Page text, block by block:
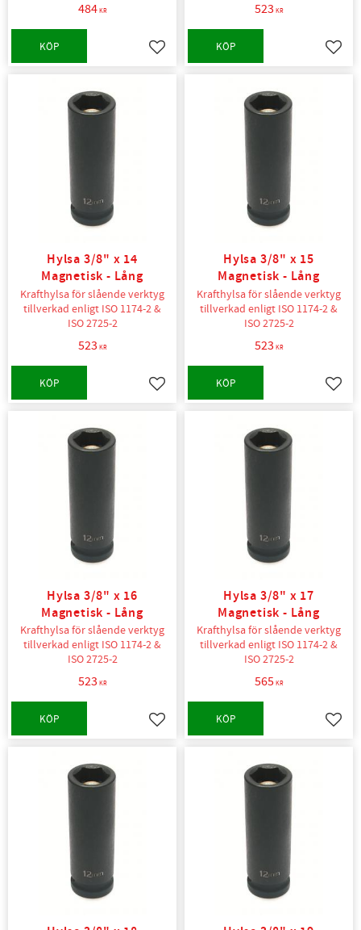
484KR
Lägg till i favoriter
KÖP
523 KR
KÖP
Hylsa 3/8" x 14
Magnetisk - Lång
Krafthylsa för slående verktyg
tillverkad enligt ISO 1174-2 &
ISO 2725-2
523 KR
Lägg till i favoriter
KÖP
Hylsa 3/8" x 15
Magnetisk - Lång
Krafthylsa för slående verktyg
tillverkad enligt ISO 1174-2 &
ISO 2725-2
523 KR
KÖP
Hylsa 3/8" x 16
Magnetisk - Lång
Krafthylsa för slående verktyg
tillverkad enligt ISO 1174-2 &
ISO 2725-2
523 KR
Lägg till i favoriter
KÖP
Hylsa 3/8" x 17
Magnetisk - Lång
Krafthylsa för slående verktyg
tillverkad enligt ISO 1174-2 &
ISO 2725-2
565KR
KÖP